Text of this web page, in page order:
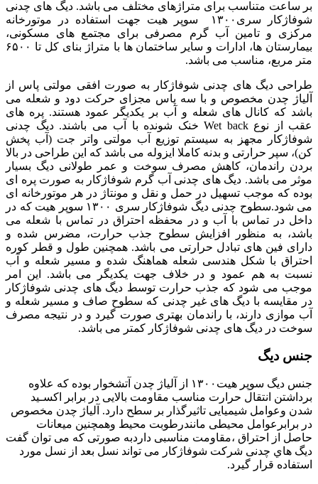
بر ساعت متناسب برای متراژهای مختلف می باشد. دیگ های چدنی
شوفاژکار سری۱۳۰۰ سوپر هیت جهت استفاده در موتورخانه
مرکزی و تامین آب گرم مصرفی برای مجتمع های مسکونی،
بیمارستان ها، ادارات و سایر ساختمان ها با متراژ بنای کل تا ۶۵۰۰
متر مربع، مناسب می باشد.
طراحی دیگ های چدنی شوفاژکار به صورت افقی مولتی پاس از
آلیاژ چدن مخصوص و با سه پاس مجزای حرکت دود و شعله می
باشد که کانال های شعله و آب بر یکدیگر عمود هستند. پره های
عقب از نوع Wet back خنک شونده با آب می باشند. دیگ چدنی
شوفاژکار مجهز به سیستم توزیع آب مولتی واتر جت (آب پخش
کن)، سپر حرارتی و بدنه کاملا ایزوله می باشد که این طراحی در بالا
بردن راندمان، کاهش مصرف سوخت و عمر طولانی دیگ بسیار
موثر می باشد. دیگ های چدنی آب گرم شوفاژکار به صورت پره ای
بوده که موجب تسهیل در حمل و نقل و مونتاژ در هر موتورخانه ای
می شود.سطوح چدنی دیگ شوفاژکار سری ۱۳۰۰ سوپر هیت که در
داخل در تماس با آب و در محفظه احتراق در تماس با شعله می
باشد، به منظور افزایش سطوح جذب حرارت، مضرس شده و
دارای فین های تبادل حرارتی می باشد. همچنین طول و قطر کوره
احتراق با شکل هندسی شعله هماهنگ شده و مسیر شعله و آب
نسبت به هم عمود و در خلاف جهت یکدیگر می باشد. این امر
موجب می شود که جذب حرارت توسط دیگ های چدنی شوفاژکار
در مقایسه با دیگ های غیر چدنی که سطوح صاف و مسیر شعله و
آب موازی دارند، با راندمان بهتری صورت گیرد و در نتیجه مصرف
سوخت در دیگ های چدنی شوفاژکار کمتر می باشد.
جنس دیگ
جنس دیگ سوپر هیت۱۳۰۰ از آلیاژ چدن آتشخوار بوده که علاوه
برداشتن انتقال حرارت مناسب مقاومت بالایی در برابر اکسـید
شدن وعوامل شیمیایی تاثیرگذار بر سطح دارد. آلیاژ چدن مخصوص
در برابرعوامل محیطی مانندرطوبت محیط وهمچنین میعانات
حاصل از احتراق ،مقاومت مناسبی داردبه صورتی که می توان گفت
دیگ هاي چدنی شرکت شوفاژکار می تواند نسل بعد از نسل مورد
استفاده قرار گیرد.